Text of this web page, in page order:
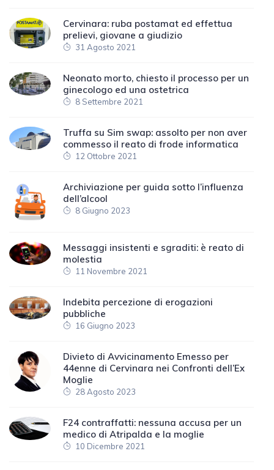
Cervinara: ruba postamat ed effettua
prelievi, giovane a giudizio
31 Agosto 2021
Neonato morto, chiesto il processo per un
ginecologo ed una ostetrica
8 Settembre 2021
Truffa su Sim swap: assolto per non aver
commesso il reato di frode informatica
12 Ottobre 2021
Archiviazione per guida sotto l’influenza
dell’alcool
8 Giugno 2023
Messaggi insistenti e sgraditi: è reato di
molestia
11 Novembre 2021
Indebita percezione di erogazioni
pubbliche
16 Giugno 2023
Divieto di Avvicinamento Emesso per
44enne di Cervinara nei Confronti dell’Ex
Moglie
28 Agosto 2023
F24 contraffatti: nessuna accusa per un
medico di Atripalda e la moglie
10 Dicembre 2021